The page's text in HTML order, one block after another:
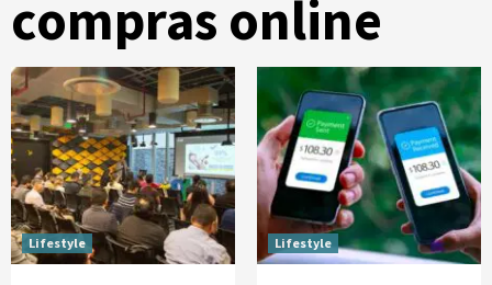
compras online
Lifestyle Lifestyle